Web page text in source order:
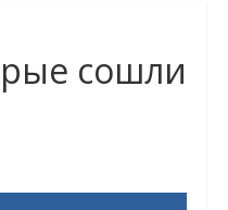
сошли